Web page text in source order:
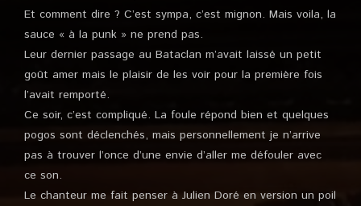
Et comment dire ? C’est sympa, c’est mignon. Mais voila, la
sauce « à la punk » ne prend pas.
Leur dernier passage au Bataclan m’avait laissé un petit
goût amer mais le plaisir de les voir pour la première fois
l’avait remporté.
Ce soir, c’est compliqué. La foule répond bien et quelques
pogos sont déclenchés, mais personnellement je n’arrive
pas à trouver l’once d’une envie d’aller me défouler avec
ce son.
Le chanteur me fait penser à Julien Doré en version un poil